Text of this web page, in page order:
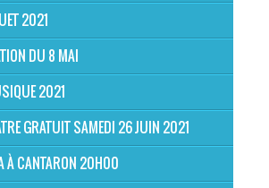
2021
DU 8 MAI
2021
GRATUIT SAMEDI 26 JUIN 2021
À CANTARON 20H00